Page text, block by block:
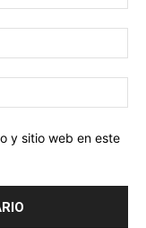
y sitio web en este